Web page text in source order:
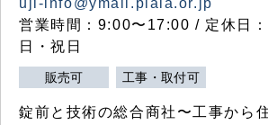
uji-info@ymail.plala.or.jp
営業時間：9:00〜17:00 / 定休日
日・祝日
販売可 工事・取付可
錠前と技術の総合商社〜工事から